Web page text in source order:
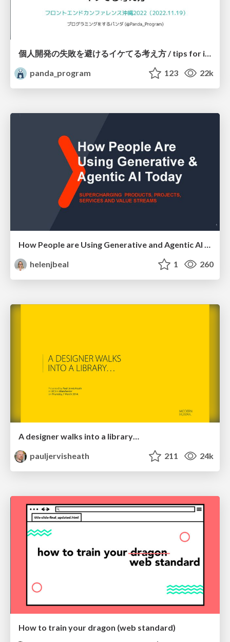
個人開発の失敗を避けるイケてる考え方 / tips for indie hackers
panda_program
123 22k
How People are Using Generative and Agentic AI to Supercharge Their Products, Projects, Services and Value Streams Today
helenjbeal
1 260
A designer walks into a library…
pauljervisheath
211 24k
How to train your dragon (web standard)